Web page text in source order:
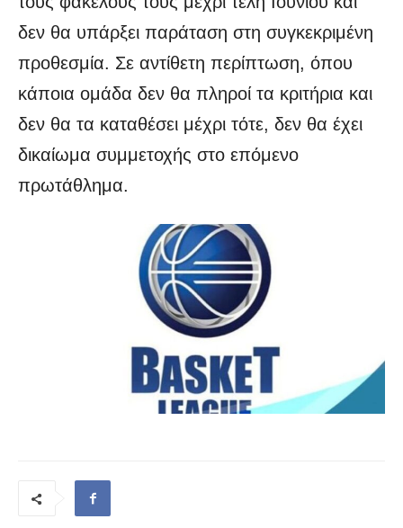
δεν θα υπάρξει παράταση στη συγκεκριμένη
προθεσμία. Σε αντίθετη περίπτωση, όπου
κάποια ομάδα δεν θα πληροί τα κριτήρια και
δεν θα τα καταθέσει μέχρι τότε, δεν θα έχει
δικαίωμα συμμετοχής στο επόμενο
πρωτάθλημα.